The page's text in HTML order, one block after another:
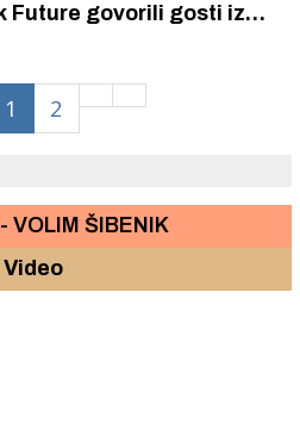
Future govorili gosti iz
1 2
VOLIM ŠIBENIK
Video